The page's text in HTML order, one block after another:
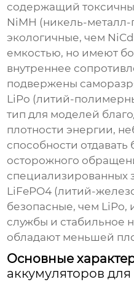
содержащий
NiMH (никель-
экологичные, чем
емкостью, но имеют
внутреннее
подвержены
LiPo (литий-
тип для моделей
плотности энергии,
способности
осторожного
специализированных
LiFePO4 (литий-
безопасные, чем
службы и стабильное
обладают меньшей
Основные
аккумуляторов